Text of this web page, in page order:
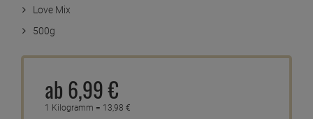
Love Mix
500g
ab 6,99€
1 Kilogramm = 13,98 €